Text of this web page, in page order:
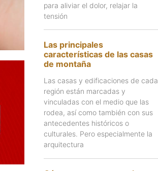
para aliviar el dolor, relajar la
tensión
Las principales
características de las casas
de montaña
Las casas y edificaciones de cada
región están marcadas y
vinculadas con el medio que las
rodea, así como también con sus
antecedentes históricos o
culturales. Pero especialmente la
arquitectura